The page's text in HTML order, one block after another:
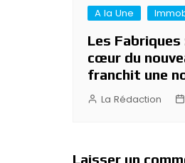
A la Une
Les Fabriques
cœur du
franchit une
La Rédaction
Laisser un